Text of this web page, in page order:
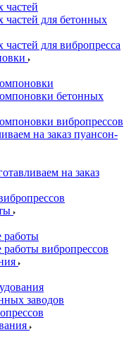
частей
частей для бетонных
частей для вибропресса
бетонных
вибропрессов
на заказ пуансон-
на заказ
работы
вибропрессов
заводов